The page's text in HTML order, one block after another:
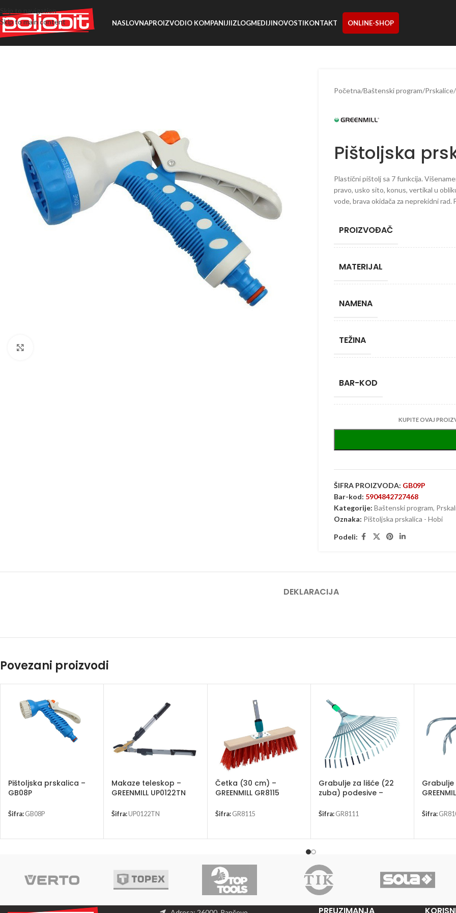
Skip to navigation
Skip to main content
NASLOVNAPROIZVODIO KOMPANIJIIZLOGMEDIJINOVOSTIKONTAKT ONLINE-SHOP
Početna/Baštenski program/Prskalice/
Pištoljska
Plastični pištolj sa 7 funkcija.
pravo, usko sito, konus, vertikal u
vode, brava okidača za neprekidni rad.
PROIZVOĐAČ
MATERIJAL
NAMENA
TEŽINA
BAR-KOD
KUPITE OVAJ
ŠIFRA PROIZVODA: GB09P
Bar-kod: 5904842727468
Kategorije: Baštenski program,
Oznaka: Pištoljska prskalica - Hobi
Podeli:
DEKLARACIJA
Povezani proizvodi
Pištoljska prskalica –
GB08P
Šifra: GB08P
Makaze teleskop –
GREENMILL UP0122TN
Šifra:UP0122TN
Četka (30 cm) –
GREENMILL GR8115
Šifra: GR8115
Grabulje za lišće (22
zuba) podesive –
Šifra: GR8111 Šifra: